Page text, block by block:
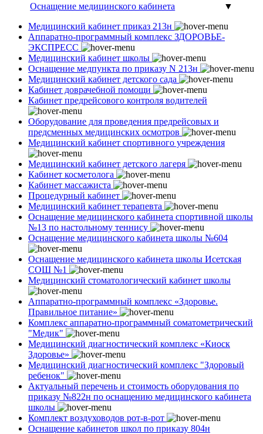
Оснащение медицинского кабинета
▼
Медицинский кабинет приказ 213н
Аппаратно-программный комплекс ЗДОРОВЬЕ-
ЭКСПРЕСС
Медицинский кабинет школы
Оснащение медпункта по приказу N 213н
Медицинский кабинет детского сада
Кабинет доврачебной помощи
Кабинет предрейсового контроля водителей
Оборудование для проведения предрейсовых и
предсменных медицинских осмотров
Медицинский кабинет спортивного учреждения
Медицинский кабинет детского лагеря
Кабинет косметолога
Кабинет массажиста
Процедурный кабинет
Медицинский кабинет терапевта
Оснащение медицинского кабинета спортивной школы
№13 по настольному теннису
Оснащение медицинского кабинета школы №604
Оснащение медицинского кабинета школы Исетская
СОШ №1
Медицинский стоматологический кабинет школы
Аппаратно-программный комплекс «Здоровье.
Правильное питание»
Комплекс аппаратно-программный соматометрический
"Медик"
Медицинский диагностический комплекс «Киоск
Здоровье»
Медицинский диагностический комплекс "Здоровый
ребенок"
Актуальный перечень и стоимость оборудования по
приказу №822н по оснащению медицинского кабинета
школы
Комплект воздуховодов рот-в-рот
Оснащение кабинетов школ по приказу 804н